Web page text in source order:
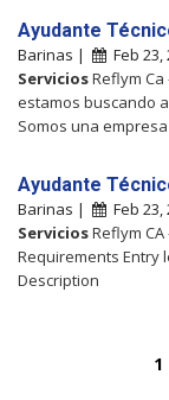
Ayudante
Barinas | Feb 23,
ServiciosReflym
estamos buscando a
Somos una empresa
Ayudante
Barinas | Feb 23,
ServiciosReflym
Requirements Entry
Description
1